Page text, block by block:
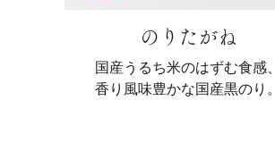
のりたがね
国産うるち米のはずむ食感、
香り風味豊かな国産黒のり。